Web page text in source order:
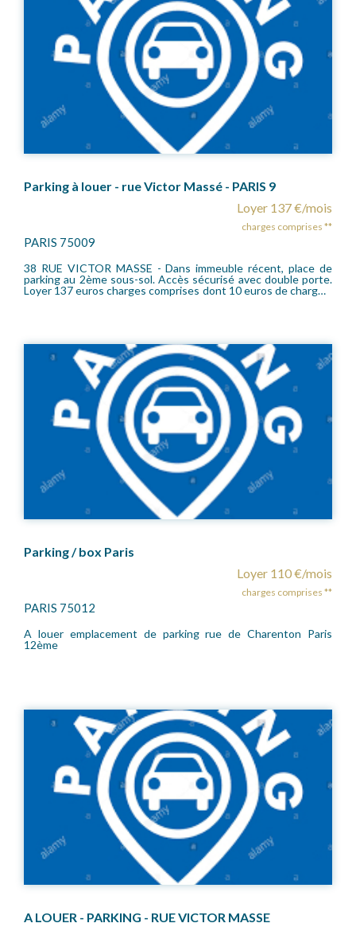
Parking à louer - rue Victor Massé - PARIS 9
Loyer 137 €/mois
charges comprises **
PARIS 75009
38 RUE VICTOR MASSE - Dans immeuble récent, place de
parking au 2ème sous-sol. Accès sécurisé avec double porte.
Loyer 137 euros charges comprises dont 10 euros de charges.
Parking / box Paris
Loyer 110 €/mois
charges comprises **
PARIS 75012
A louer emplacement de parking rue de Charenton Paris
12ème
A LOUER - PARKING - RUE VICTOR MASSE